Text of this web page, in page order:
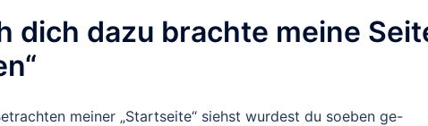
dich dazu brachte meine
meiner „Startseite“ siehst wurdest du soeben ge-